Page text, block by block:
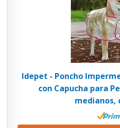
Idepet - Poncho
con Capucha para
medianos,